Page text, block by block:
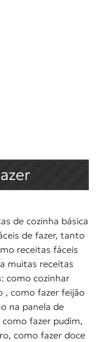
de cozinha básica
de fazer, tanto
receitas fáceis
muitas receitas
como cozinhar
, como fazer feijão
na panela de
fazer pudim,
como fazer doce